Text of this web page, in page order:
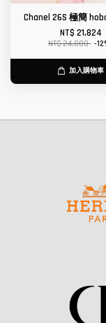
Chanel 26S 極簡
NT$ 21,824
NT$ 24,800 -
加入購物車